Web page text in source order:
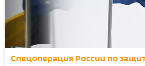
Спецоперация России по